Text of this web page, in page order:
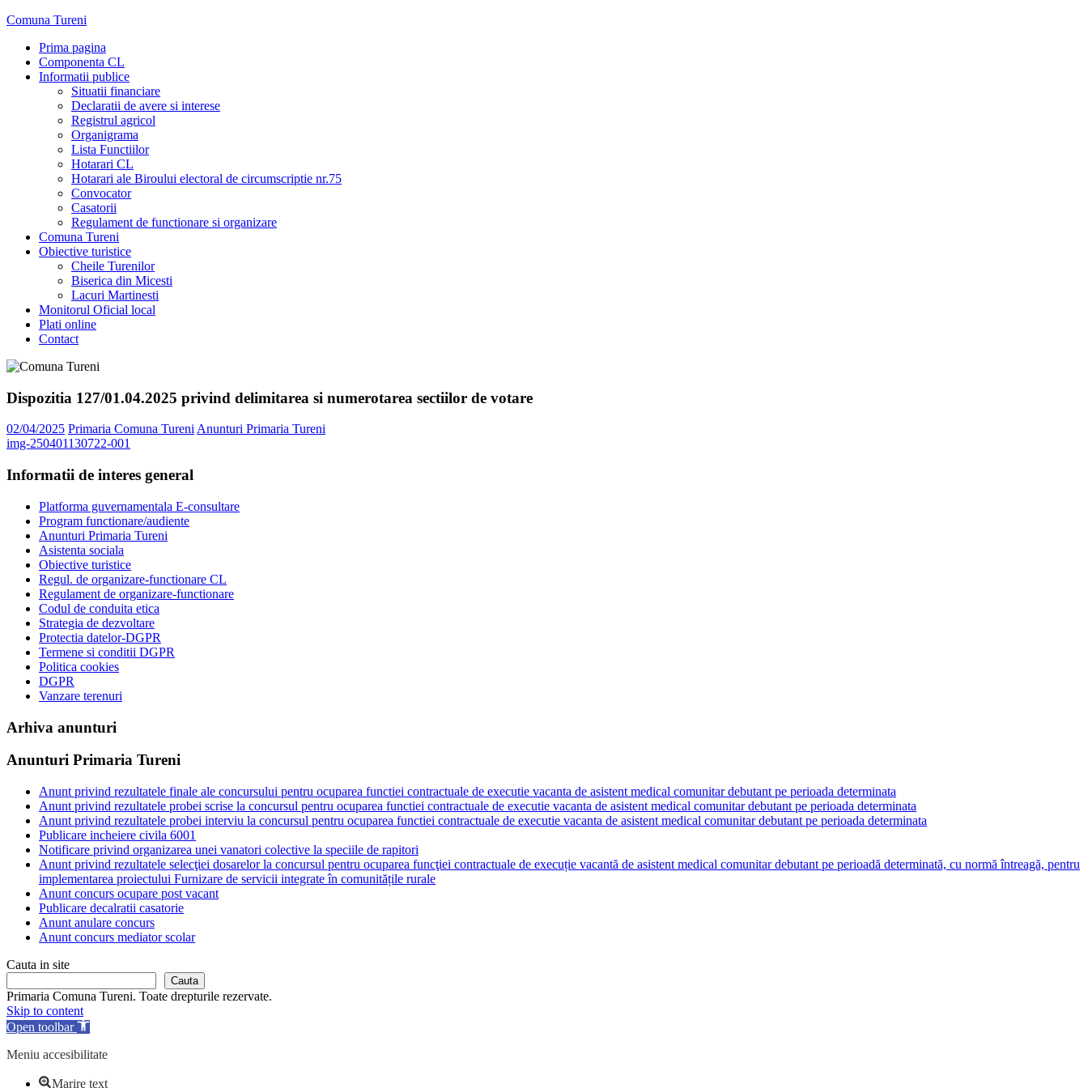
Skip
content
Comuna Tureni
Prima pagina
Componenta CL
Informatii publice
Situatii financiare
Declaratii de avere si interese
Registrul agricol
Organigrama
Lista Functiilor
Hotarari CL
Hotarari ale Biroului electoral de circumscriptie nr.75
Convocator
Casatorii
Regulament de functionare si organizare
Comuna Tureni
Obiective turistice
Cheile Turenilor
Biserica din Micesti
Lacuri Martinesti
Monitorul Oficial local
Plati online
Contact
Dispozitia 127/01.04.2025 privind delimitarea si numerotarea sectiilor de votare
02/04/2025 Primaria Comuna TureniAnunturi Primaria Tureni
img-250401130722-001
Informatii de interes general
Platforma guvernamentala E-consultare
Program functionare/audiente
Anunturi Primaria Tureni
Asistenta sociala
Obiective turistice
Regul. de organizare-functionare CL
Regulament de organizare-functionare
Codul de conduita etica
Strategia de dezvoltare
Protectia datelor-DGPR
Termene si conditii DGPR
Politica cookies
DGPR
Vanzare terenuri
Arhiva anunturi
Anunturi Primaria Tureni
Anunt privind rezultatele finale ale concursului pentru ocuparea functiei contractuale de executie vacanta de asistent medical comunitar debutant pe perioada determinata
Anunt privind rezultatele probei scrise la concursul pentru ocuparea functiei contractuale de executie vacanta de asistent medical comunitar debutant pe perioada determinata
Anunt privind rezultatele probei interviu la concursul pentru ocuparea functiei contractuale de executie vacanta de asistent medical comunitar debutant pe perioada determinata
Publicare incheiere civila 6001
Notificare privind organizarea unei vanatori colective la speciile de rapitori
Anunt privind rezultatele selecţiei dosarelor la concursul pentru ocuparea funcţiei contractuale de execuție vacantă de asistent medical comunitar debutant pe perioadă determinată, cu normă întreagă, pentru
implementarea proiectului Furnizare de servicii integrate în comunitățile rurale
Anunt concurs ocupare post vacant
Publicare decalratii casatorie
Anunt anulare concurs
Anunt concurs mediator scolar
Cauta in site
Cauta
Primaria Comuna Tureni. Toate drepturile rezervate.
Skip to content
Open toolbar
Meniu accesibilitate
Marire text